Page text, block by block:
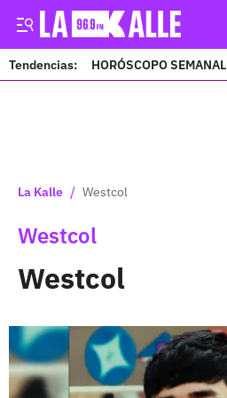
Tendencias: HORÓSCOPO SEMANAL
La Kalle / Westcol
Westcol
Westcol